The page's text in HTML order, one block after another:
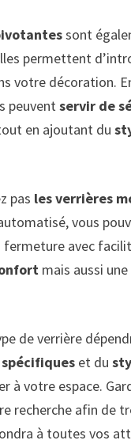
sont
permettent
votre décoration.
peuventservir de
en ajoutant du
pas les verrières
vous
fermeture avec
mais aussi une
de verrière
et du
à votre espace.
recherche afin de
à toutes vos